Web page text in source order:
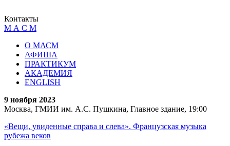
Контакты
М А С М
О МАСМ
АФИША
ПРАКТИКУМ
АКАДЕМИЯ
ENGLISH
9 ноября 2023
Москва, ГМИИ им. А.С. Пушкина, Главное здание, 19:00
«Вещи, увиденные справа и слева». Французская музыка
рубежа веков